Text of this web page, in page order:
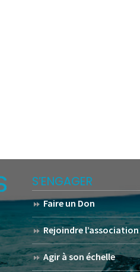
S’ENGAGER
Faire un Don
Rejoindre l’association
Agir à son échelle